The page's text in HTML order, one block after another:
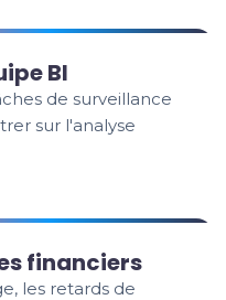
BI
de surveillance
sur l'analyse
financiers
les retards de